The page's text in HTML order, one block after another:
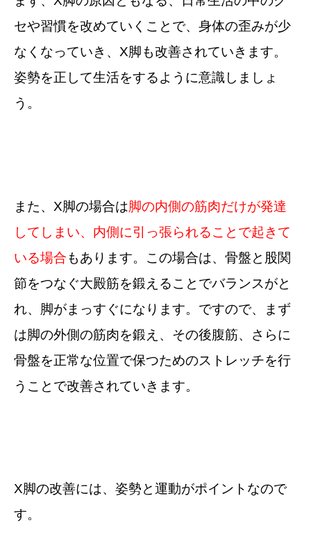
セや習慣を改めていくことで、身体の歪みが少
なくなっていき、X脚も改善されていきます。
姿勢を正して生活をするように意識しましょ
う。
また、X脚の場合は脚の内側の筋肉だけが発達
してしまい、内側に引っ張られることで起きて
いる場合もあります。この場合は、骨盤と股関
節をつなぐ大殿筋を鍛えることでバランスがと
れ、脚がまっすぐになります。ですので、まず
は脚の外側の筋肉を鍛え、その後腹筋、さらに
骨盤を正常な位置で保つためのストレッチを行
うことで改善されていきます。
X脚の改善には、姿勢と運動がポイントなので
す。